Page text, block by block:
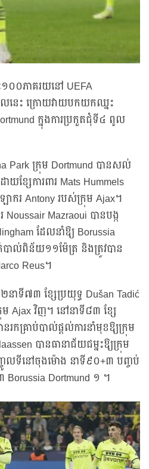
០០ភាគរយនៅ UEFA
លនេះ ក្រោយវាយបកយកឈ្នះ
ក្នុងការប្រកួតជុំទី៤ ពូល
Park ក្រុម Dortmund បានសល់
ខ្សែការពារ Mats Hummels
ករ Antony របស់ក្រុម Ajax។
Mazraoui បានបង្ក
ដែលនាំឱ្យ Borussia
បាល់ពិន័យ១១ម៉ែត្រ និងត្រូវបាន
Reus។
ទី៧៣ ខ្សែប្រយុទ្ធ Dušan Tadić
ម Ajax វិញ។ នៅនាទី៨៣ ខ្សែ
រកគ្រាប់បាល់ផ្តល់ការនាំមុខឱ្យក្រុម
បានធានាជ័យជម្នះឱ្យក្រុម
លទីនៅចុងម៉ោង នាទី៩០+៣ បញ្ចប់
Borussia Dortmund ១ ។